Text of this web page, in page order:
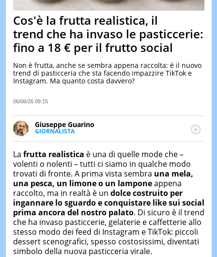
&
TEST
&
LE
DI
IERI
Cos'è la frutta realistica, il
trend che ha invaso le pasticcerie:
fino a 18 € per il frutto social
Non è frutta, anche se sembra appena raccolta: è il nuovo
trend di pasticceria che sta facendo impazzire TikTok e
Instagram. Ma quanto costa davvero?
06/06/26 09:15
Giuseppe Guarino
GIORNALISTA
Ph(D) in Diritto Comparato e processi di
particolare sulla Storia contemporanea di America
Latina e Spagna. Collabora con numerose testate ed
è presidente dell'Associazione Culturale "La
Biblioteca del Sannio".
La frutta realistica è una di quelle mode che –
volenti o nolenti – tutti ci siamo in qualche modo
trovati di fronte. A prima vista sembra una mela,
una pesca, un limone o un lamponeappena
raccolto, ma in realtà è un dolce costruito per
ingannare lo sguardo e conquistare like sui social
prima ancora del nostro palato. Di sicuro è il trend
che ha invaso pasticcerie, gelaterie e caffetterie allo
stesso modo dei feed di Instagram e TikTok: piccoli
dessert scenografici, spesso costosissimi, diventati
simbolo della nuova pasticceria virale.